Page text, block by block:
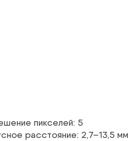
пикселей: 5
расстояние: 2,7–13,5 мм